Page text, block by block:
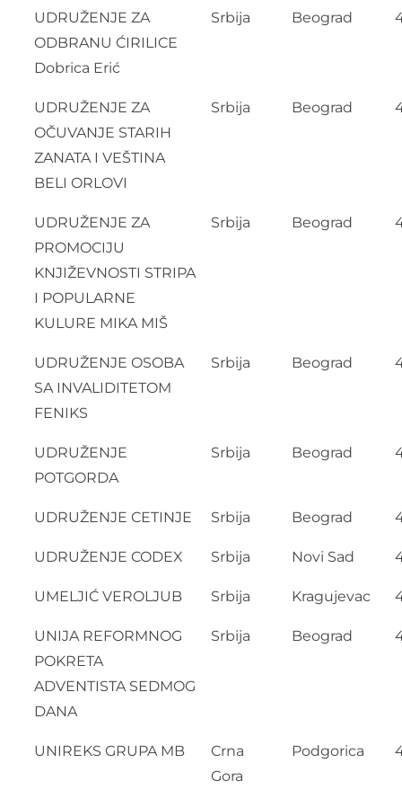
UDRUŽENJE ZA
ODBRANU ĆIRILICE
Dobrica Erić
Srbija Beograd
UDRUŽENJE ZA
OČUVANJE STARIH
ZANATA I VEŠTINA
BELI ORLOVI
Srbija Beograd
UDRUŽENJE ZA
PROMOCIJU
KNJIŽEVNOSTI STRIPA
I POPULARNE
KULURE MIKA MIŠ
Srbija Beograd
UDRUŽENJE OSOBA
SA INVALIDITETOM
FENIKS
Srbija Beograd
UDRUŽENJE
POTGORDA
Srbija Beograd
UDRUŽENJE CETINJE Srbija Beograd
UDRUŽENJE CODEX Srbija Novi Sad
UMELJIĆ VEROLJUB Srbija Kragujevac
UNIJA REFORMNOG
POKRETA
ADVENTISTA SEDMOG
DANA
Srbija Beograd
UNIREKS GRUPA MB
Crna
Gora
Podgorica